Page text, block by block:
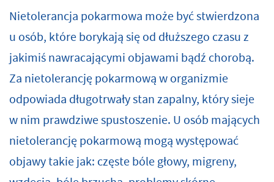
Nietolerancja pokarmowa może być stwierdzona
u osób, które borykają się od dłuższego czasu z
jakimiś nawracającymi objawami bądź chorobą.
Za nietolerancję pokarmową w organizmie
odpowiada długotrwały stan zapalny, który sieje
w nim prawdziwe spustoszenie. U osób mających
nietolerancję pokarmową mogą występować
objawy takie jak: częste bóle głowy, migreny,